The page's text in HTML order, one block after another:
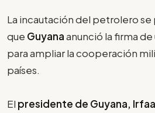
La incautación del petrolero se
que Guyanaanunció la firma
para ampliar la cooperación
países.
El presidente de Guyana,